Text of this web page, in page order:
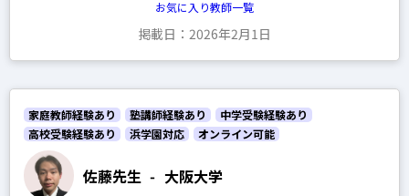
お気に入り教師一覧
掲載日：2026年2月1日
佐藤先生 - 大阪大学
家庭教師経験あり 塾講師経験あり
中学受験経験あり
高校受験経験あり
浜学園対応 オンライン可能